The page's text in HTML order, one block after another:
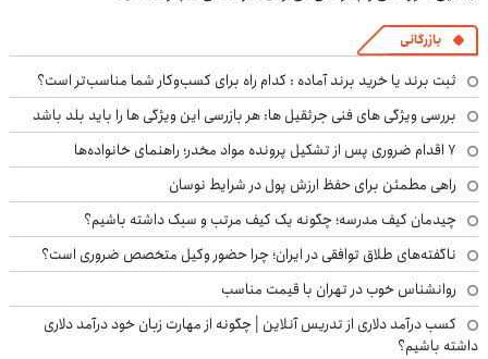
بازرگانی
ثبت برند یا خرید برند آماده : کدام راه برای کسب‌وکار شما مناسب‌تر است؟
بررسی ویژگی های فنی جرثقیل ها: هر بازرسی این ویژگی ها را باید بلد باشد
۷ اقدام ضروری پس از تشکیل پرونده مواد مخدر؛ راهنمای خانواده‌ها
راهی مطمئن برای حفظ ارزش پول در شرایط نوسان
چیدمان کیف مدرسه؛ چگونه یک کیف مرتب و سبک داشته باشیم؟
ناگفته‌های طلاق توافقی در ایران؛ چرا حضور وکیل متخصص ضروری است؟
روانشناس خوب در تهران با قیمت مناسب
کسب درآمد دلاری از تدریس آنلاین | چگونه از مهارت زبان خود درآمد دلاری
داشته باشیم؟